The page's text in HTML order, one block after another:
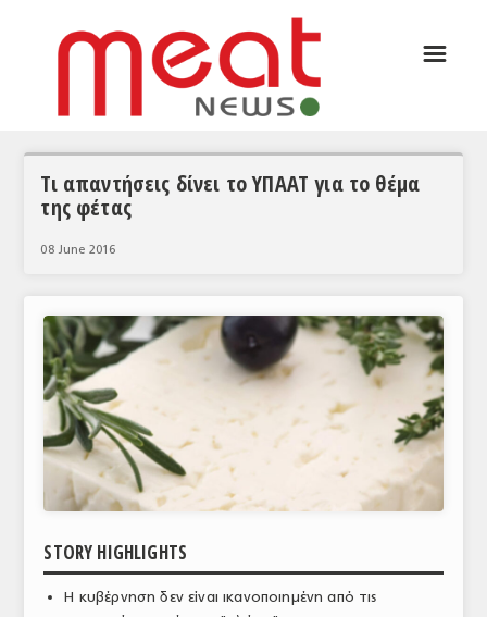
ΣΥΝΕΝΤΕΥΞΕΙΣ
ΘΕΜΑΤΑ
ΚΟΣΜΟΣ
ΕΙΔΗΣΕΙΣ
ΕΥΡΩΠΑΪΚΕΣ ΑΠΟΦΑΣΕΙΣ
ΘΕΜΑΤΑ
ΕΜΠΟΡΙΚΟΣ ΚΑΤΑΛΟΓΟΣ
ΠΑΡΑΓΩΓΗ & ΕΜΠΟΡΙΑ
☰
Τι απαντήσεις δίνει το ΥΠΑΑΤ για το θέμα
της φέτας
08 June 2016
STORY HIGHLIGHTS
Η κυβέρνηση δεν είναι ικανοποιημένη από τις